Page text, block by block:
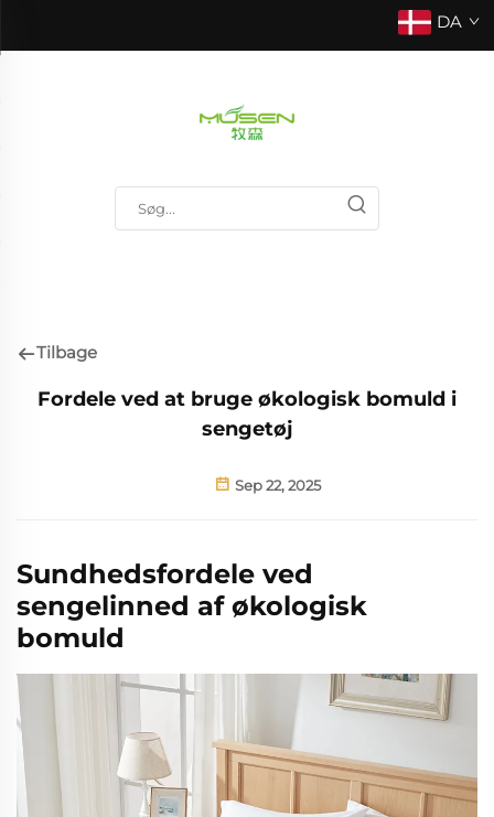
DA
Tilbage
Fordele ved at bruge økologisk bomuld i
sengetøj
Sep 22, 2025
Sundhedsfordele ved
sengelinned af økologisk
bomuld